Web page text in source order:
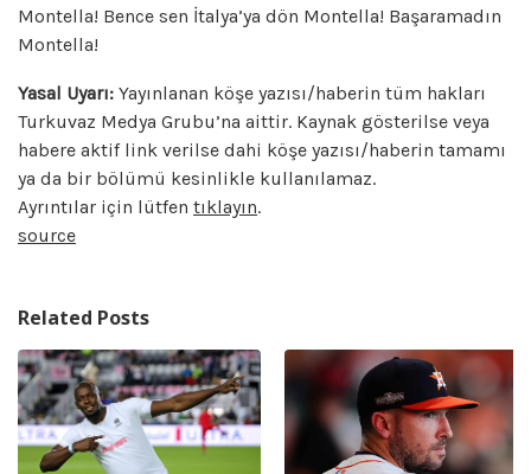
Montella! Bence sen İtalya’ya dön Montella! Başaramadın
Montella!
Yasal Uyarı: Yayınlanan köşe yazısı/haberin tüm hakları
Turkuvaz Medya Grubu’na aittir. Kaynak gösterilse veya
habere aktif link verilse dahi köşe yazısı/haberin tamamı
ya da bir bölümü kesinlikle kullanılamaz.
Ayrıntılar için lütfen tıklayın.
source
Related Posts